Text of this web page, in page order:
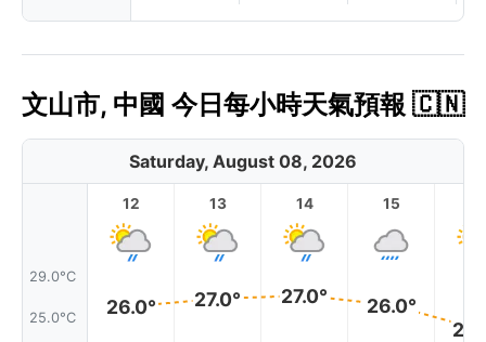
文山市, 中國 今日每小時天氣預報 🇨🇳
Saturday, August 08, 2026
29.0°C
25.0°C
12
26.0°
13
27.0°
14
27.0°
15
26.0°